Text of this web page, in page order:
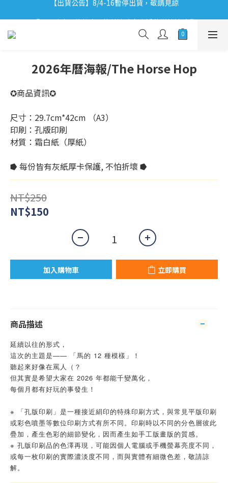
【出貨公告】8/4-16暫停出貨，敬請見諒
ʕ•͡ᴥ•ʔ 聽小恐龍故事 x 信義法雅客｜活動詳情請點我
ʕ•͡ᴥ•ʔ 【優惠相報】登入會員享更多優惠。
2026年曆海報/The Horse Hop
✪商品資訊✪
尺寸：29.7cm*42cm （A3）
印刷：孔版印刷
材質：霜白紙（厚紙）
⭓ 每份皆有灰紙厚卡保護, 不怕折壞 ⭓
NT$250
NT$150
加入購物車 立即購買
商品描述
延續以往的形式，
這次的主題是—— 「馬的 12 種模樣」！
聽起來好像在罵人（？
但其實是希望大家在 2026 年都能千變萬化，
每個月都有好玩的事發生！
※ 「孔版印刷」是一種接近絹印的特殊印刷方式，與常見平版印刷
或彩色噴墨等數位印刷方式有所不同。印刷時以不同的分色層彼此
疊加，產生色彩的細節變化，因而產生如手工版畫版的質感。
※ 孔版印刷品的色澤再現，可能因個人電腦或手機螢幕亮度不同，
或每一枚印刷的實際濃淡度不同，而與實體有細微色差，敬請諒
解。